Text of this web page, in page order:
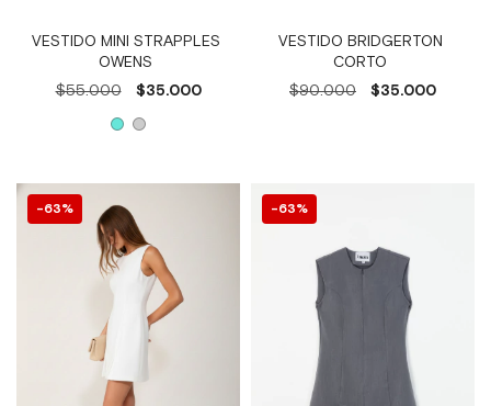
VESTIDO MINI STRAPPLES
OWENS
$55.000
$35.000
VESTIDO BRIDGERTON
CORTO
$90.000
$35.000
63% 63%